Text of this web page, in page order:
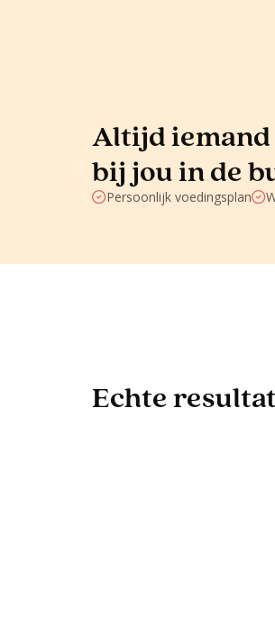
Altijd iemand
bij jou in de
Persoonlijk voedingsplan
Echte